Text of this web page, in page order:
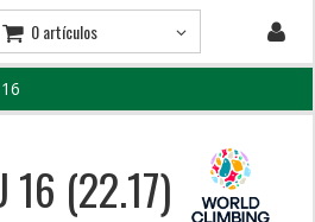
0 artículos
16 (22.17)